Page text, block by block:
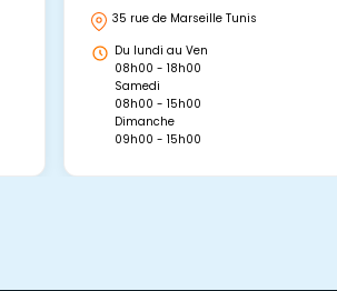
35 rue de Marseille Tunis
Du lundi au Ven
08h00 - 18h00
Samedi
08h00 - 15h00
Dimanche
09h00 - 15h00